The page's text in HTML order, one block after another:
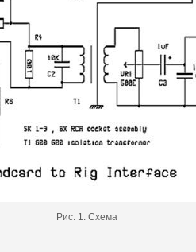
Рис. 1. Схема